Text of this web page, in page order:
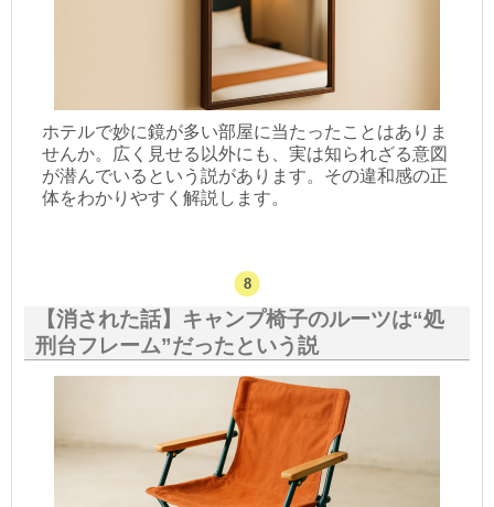
ホテルで妙に鏡が多い部屋に当たったことはありま
せんか。広く見せる以外にも、実は知られざる意図
が潜んでいるという説があります。その違和感の正
体をわかりやすく解説します。
【消された話】キャンプ椅子のルーツは“処
刑台フレーム”だったという説